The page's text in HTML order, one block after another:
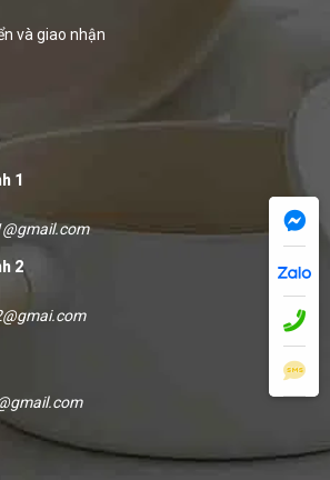
và giao nhận
1
2